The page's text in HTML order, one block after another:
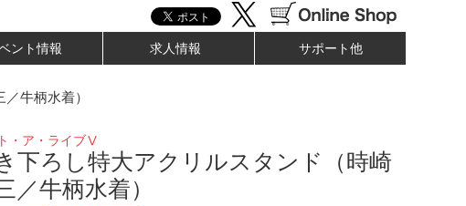
ント情報 求人情報 サポート他
牛柄水着）
・ア・ライブⅤ
下ろし特大アクリルスタンド（時崎
／牛柄水着）